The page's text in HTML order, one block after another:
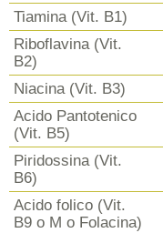
Tiamina (Vit. B1)
Riboflavina (Vit.
B2)
Niacina (Vit. B3)
Acido Pantotenico
(Vit. B5)
Piridossina (Vit.
B6)
Acido folico (Vit.
B9 o M o Folacina)